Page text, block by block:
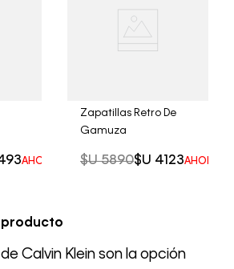
AHORRO DEL30%
Zapatillas Retro De
Gamuza
$U 5890$U 4123AHORRO
producto
Calvin Klein son la opción